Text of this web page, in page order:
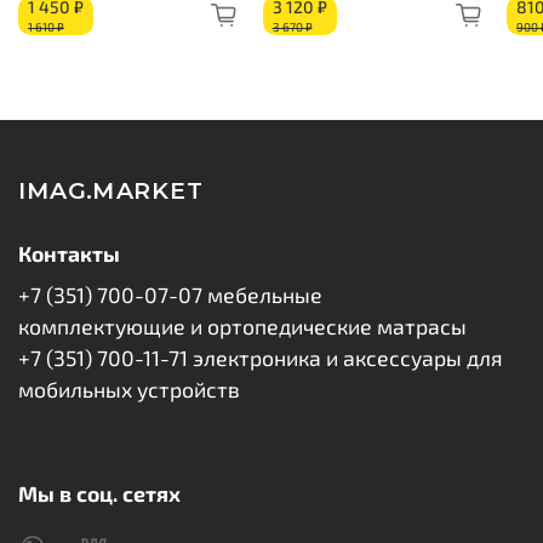
1 450 ₽
1 610 ₽
3 120 ₽
3 670 ₽ 900
IMAG.MARKET
Контакты
+7 (351) 700-07-07 мебельные
комплектующие и ортопедические матрасы
+7 (351) 700-11-71 электроника и аксессуары для
мобильных устройств
Мы в соц. сетях